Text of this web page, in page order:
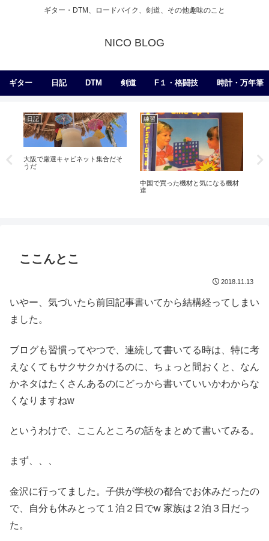
ギター・DTM、ロードバイク、剣道、その他趣味のこと
NICO BLOG
ギター 日記 DTM 剣道 F１・格闘技 時計・万年筆
日記 剣道
右手引き上げ左手押しは良くなか
った件について
ここんとこ
2018.11.13
いやー、気づいたら前回記事書いてから結構経ってしまい
ました。
ブログも習慣ってやつで、連続して書いてる時は、特に考
えなくてもサクサクかけるのに、ちょっと間おくと、なん
かネタはたくさんあるのにどっから書いていいかわからな
くなりますねw
というわけで、ここんところの話をまとめて書いてみる。
まず、、、
金沢に行ってました。子供が学校の都合でお休みだったの
で、自分も休みとって１泊２日でw 家族は２泊３日だっ
た。